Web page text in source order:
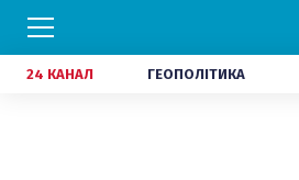
24 КАНАЛ ГЕОПОЛІТИКА